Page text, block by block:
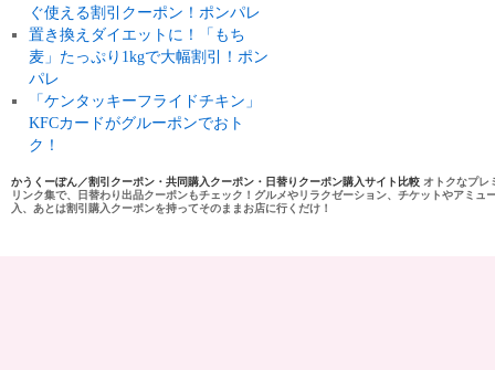
ぐ使える割引クーポン！ポンパレ
置き換えダイエットに！「もち
麦」たっぷり1kgで大幅割引！ポン
パレ
「ケンタッキーフライドチキン」
KFCカードがグルーポンでおト
ク！
かうくーぽん／割引クーポン・共同購入クーポン・日替りクーポン購入サイト比較 オトクなプレ
リンク集で、日替わり出品クーポンもチェック！グルメやリラクゼーション、チケットやアミ
入、あとは割引購入クーポンを持ってそのままお店に行くだけ！